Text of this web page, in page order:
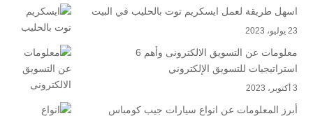
اسهل طريقة لعمل ايسكريم توت بالحليب في البيت
23 يوليو، 2023
معلومات عن التسويق الالكترونى وأهم 6
استراتيجيات للتسويق الإلكتروني
3 أكتوبر، 2023
أبرز المعلومات عن انواع سيارات جيب كومباس